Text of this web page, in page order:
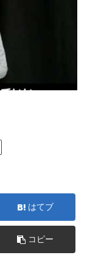
はてブ
コピー